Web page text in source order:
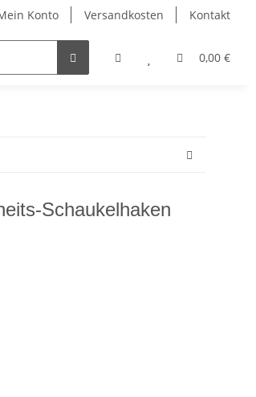
Konto Versandkosten Kontakt
0,00 €
Schaukelhaken